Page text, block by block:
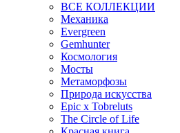
ВСЕ КОЛЛЕКЦИИ
Механика
Evergreen
Gemhunter
Космология
Мосты
Метаморфозы
Природа искусства
Epic x Tobreluts
The Circle of Life